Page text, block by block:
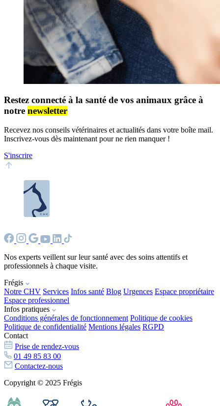
Restez connecté à la santé de vos animaux grâce à
notre newsletter
Recevez nos conseils vétérinaires et actualités dans votre boîte mail.
Inscrivez-vous dès maintenant pour ne rien manquer !
S'inscrire
Nos experts veillent sur leur santé avec des soins attentifs et
professionnels à chaque visite.
Frégis
Notre CHV Services Infos santé Blog Urgences Espace propriétaire
Espace professionnel
Infos pratiques
Conditions générales de fonctionnement Politique de cookies
Politique de confidentialité Mentions légales RGPD
Contact
Prise de rendez-vous
01 49 85 83 00
Contactez-nous
Copyright © 2025 Frégis